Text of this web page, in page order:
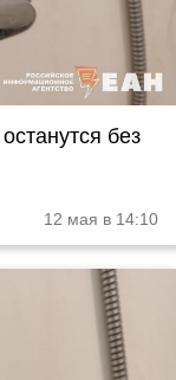
без
12 мая в 14:10